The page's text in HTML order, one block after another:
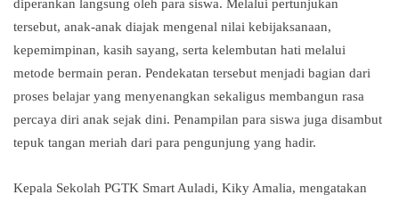
diperankan langsung oleh para siswa. Melalui pertunjukan
tersebut, anak-anak diajak mengenal nilai kebijaksanaan,
kepemimpinan, kasih sayang, serta kelembutan hati melalui
metode bermain peran. Pendekatan tersebut menjadi bagian dari
proses belajar yang menyenangkan sekaligus membangun rasa
percaya diri anak sejak dini. Penampilan para siswa juga disambut
tepuk tangan meriah dari para pengunjung yang hadir.
Kepala Sekolah PGTK Smart Auladi, Kiky Amalia, mengatakan